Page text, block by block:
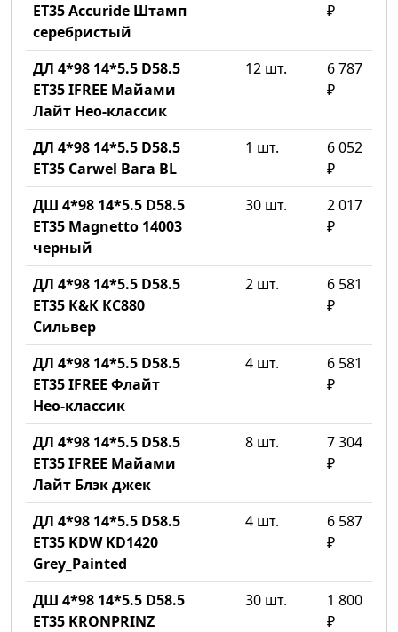
ET35 Accuride Штамп
серебристый
₽
ДЛ 4*98 14*5.5 D58.5
ET35 IFREE Майами
Лайт Нео-классик
12 шт.
6 787
₽
ДЛ 4*98 14*5.5 D58.5
ET35 Carwel Вага BL
1 шт.
6 052
₽
ДШ 4*98 14*5.5 D58.5
ET35 Magnetto 14003
черный
30 шт.
2 017
₽
ДЛ 4*98 14*5.5 D58.5
ET35 К&К КС880
Сильвер
2 шт.
6 581
₽
ДЛ 4*98 14*5.5 D58.5
ET35 IFREE Флайт
Нео-классик
4 шт.
6 581
₽
ДЛ 4*98 14*5.5 D58.5
ET35 IFREE Майами
Лайт Блэк джек
8 шт.
7 304
₽
ДЛ 4*98 14*5.5 D58.5
ET35 KDW KD1420
Grey_Painted
4 шт.
6 587
₽
ДШ 4*98 14*5.5 D58.5
ET35 KRONPRINZ
30 шт.
1 800
₽